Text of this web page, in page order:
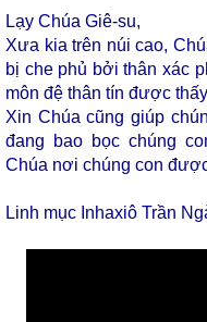
Lạy Chúa Giê-su,
Xưa kia trên núi cao,
bị che phủ bởi thân xác
môn đệ thân tín được
Xin Chúa cũng giúp
đang bao bọc chúng
Chúa nơi chúng con
Linh mục Inhaxiô Trần